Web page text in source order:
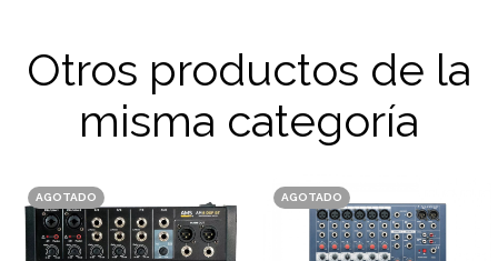
Otros productos de la
misma categoría
AGOTADO AGOTADO